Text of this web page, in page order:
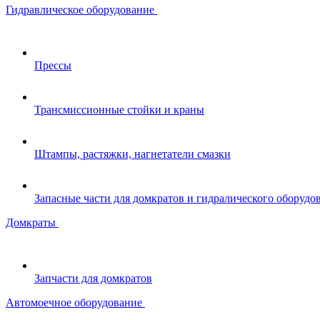
Гидравлическое оборудование
Прессы
Трансмиссионные стойки и краны
Штампы, растяжки, нагнетатели смазки
Запасные части для домкратов и гидралического
Домкраты
Запчасти для домкратов
Автомоечное оборудование